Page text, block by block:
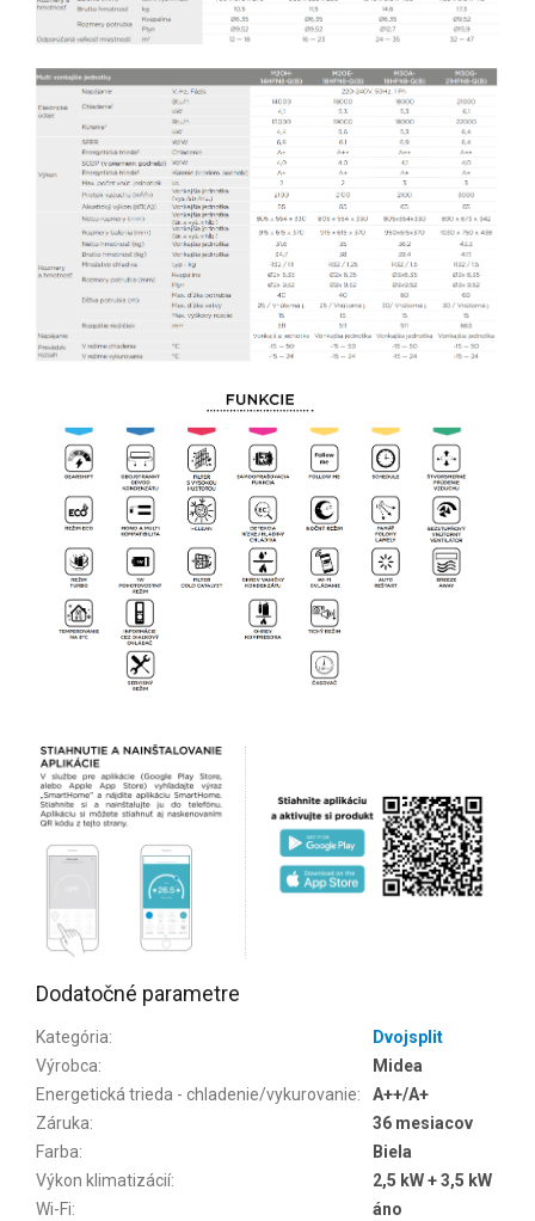
Dodatočné parametre
Kategória:
Dvojsplit
Výrobca:
Midea
Energetická trieda - chladenie/vykurovanie:
A++/A+
Záruka:
36 mesiacov
Farba:
Biela
Výkon klimatizácií:
2,5 kW + 3,5 kW
Wi-Fi: áno